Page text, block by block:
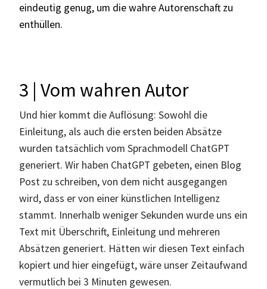
eindeutig genug, um die wahre Autorenschaft zu
enthüllen.
3 | Vom wahren Autor
Und hier kommt die Auflösung: Sowohl die
Einleitung, als auch die ersten beiden Absätze
wurden tatsächlich vom Sprachmodell ChatGPT
generiert. Wir haben ChatGPT gebeten, einen Blog
Post zu schreiben, von dem nicht ausgegangen
wird, dass er von einer künstlichen Intelligenz
stammt. Innerhalb weniger Sekunden wurde uns ein
Text mit Überschrift, Einleitung und mehreren
Absätzen generiert. Hätten wir diesen Text einfach
kopiert und hier eingefügt, wäre unser Zeitaufwand
vermutlich bei 3 Minuten gewesen.